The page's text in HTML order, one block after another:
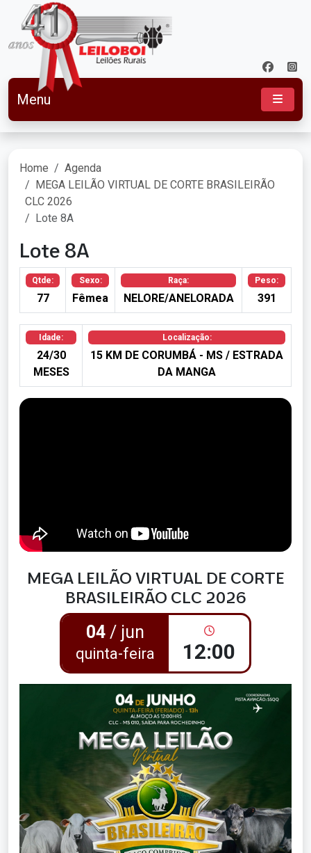
Menu
Home
Agenda
MEGA LEILÃO VIRTUAL DE CORTE BRASILEIRÃO
CLC 2026
Lote 8A
Lote 8A
Qtde:
77
Sexo:
Fêmea
Raça:
NELORE/ANELORADA
Peso:
391
Idade:
24/30
MESES
Localização:
15 KM DE CORUMBÁ - MS / ESTRADA
DA MANGA
MEGA LEILÃO VIRTUAL DE CORTE
BRASILEIRÃO CLC 2026
04 / jun
quinta-feira 12:00